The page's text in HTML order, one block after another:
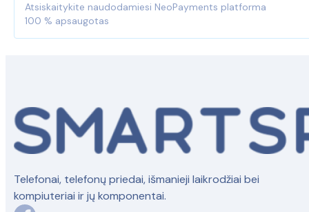
Atsiskaitykite naudodamiesi NeoPayments platforma
100 % apsaugotas
Telefonai, telefonų priedai, išmanieji laikrodžiai bei
kompiuteriai ir jų komponentai.